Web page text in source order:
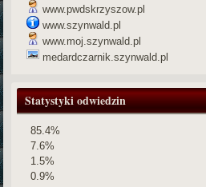
www.pwdskrzyszow.pl
www.szynwald.pl
www.moj.szynwald.pl
medardczarnik.szynwald.pl
Statystyki odwiedzin
85.4%
7.6%
1.5%
0.9%